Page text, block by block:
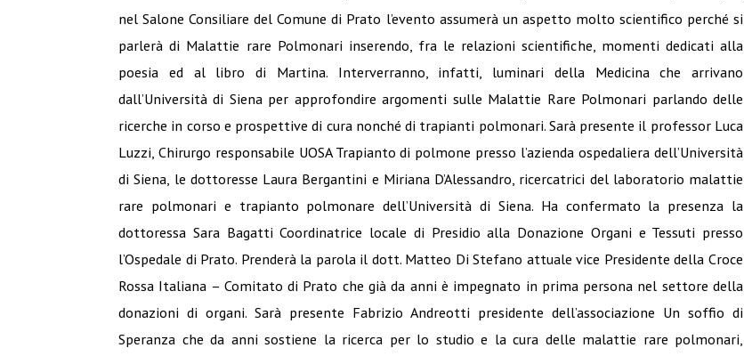
nel Salone Consiliare del Comune di Prato l’evento assumerà un aspetto molto scientifico perché si
parlerà di Malattie rare Polmonari inserendo, fra le relazioni scientifiche, momenti dedicati alla
poesia ed al libro di Martina. Interverranno, infatti, luminari della Medicina che arrivano
dall’Università di Siena per approfondire argomenti sulle Malattie Rare Polmonari parlando delle
ricerche in corso e prospettive di cura nonché di trapianti polmonari. Sarà presente il professor Luca
Luzzi, Chirurgo responsabile UOSA Trapianto di polmone presso l’azienda ospedaliera dell’Università
di Siena, le dottoresse Laura Bergantini e Miriana D’Alessandro, ricercatrici del laboratorio malattie
rare polmonari e trapianto polmonare dell’Università di Siena. Ha confermato la presenza la
dottoressa Sara Bagatti Coordinatrice locale di Presidio alla Donazione Organi e Tessuti presso
l’Ospedale di Prato. Prenderà la parola il dott. Matteo Di Stefano attuale vice Presidente della Croce
Rossa Italiana – Comitato di Prato che già da anni è impegnato in prima persona nel settore della
donazioni di organi. Sarà presente Fabrizio Andreotti presidente dell’associazione Un soffio di
Speranza che da anni sostiene la ricerca per lo studio e la cura delle malattie rare polmonari,